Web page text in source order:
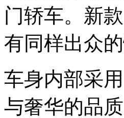
门轿车。新
有同样出众的
车身内部采
与奢华的品